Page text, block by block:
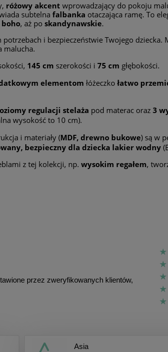
różowy akcent wprowadzający do pokoju
subtelna falbanka otaczająca ramę. To
boho, aż po skandynawskie.
potrzebach i bezpieczeństwie Twojego
malucha.
145 cm szerokości i 75 cm głębokości.
elementom łóżeczko łatwo
regulacji stelaża pod materac oraz 3
wysokość to 10 cm).
i materiały (MDF, drewno bukowe) są w
bezpieczny dla dziecka lakier wodny
z tej kolekcji, np. wysokim regałem,
przez zweryfikowanych klientów,
Asia